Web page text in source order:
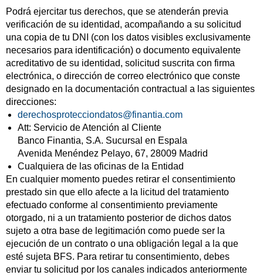
Podrá ejercitar tus derechos, que se atenderán previa
verificación de su identidad, acompañando a su solicitud
una copia de tu DNI (con los datos visibles exclusivamente
necesarios para identificación) o documento equivalente
acreditativo de su identidad, solicitud suscrita con firma
electrónica, o dirección de correo electrónico que conste
designado en la documentación contractual a las siguientes
direcciones:
derechosprotecciondatos@finantia.com
Att: Servicio de Atención al Cliente
Banco Finantia, S.A. Sucursal en Espala
Avenida Menéndez Pelayo, 67, 28009 Madrid
Cualquiera de las oficinas de la Entidad
En cualquier momento puedes retirar el consentimiento
prestado sin que ello afecte a la licitud del tratamiento
efectuado conforme al consentimiento previamente
otorgado, ni a un tratamiento posterior de dichos datos
sujeto a otra base de legitimación como puede ser la
ejecución de un contrato o una obligación legal a la que
esté sujeta BFS. Para retirar tu consentimiento, debes
enviar tu solicitud por los canales indicados anteriormente